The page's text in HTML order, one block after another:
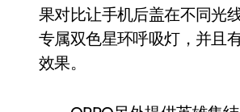
果对比让手机后盖在不同光
专属双色星环呼吸灯，并且
效果。